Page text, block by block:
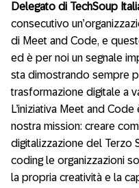
Delegato di TechSoup
consecutivo
di Meet and Code, e
ed è per noi un segnale
sta dimostrando sempre
trasformazione digitale a
L’iniziativa Meet and
nostra mission: creare
digitalizzazione del Terzo
coding le organizzazioni
la propria creatività e la